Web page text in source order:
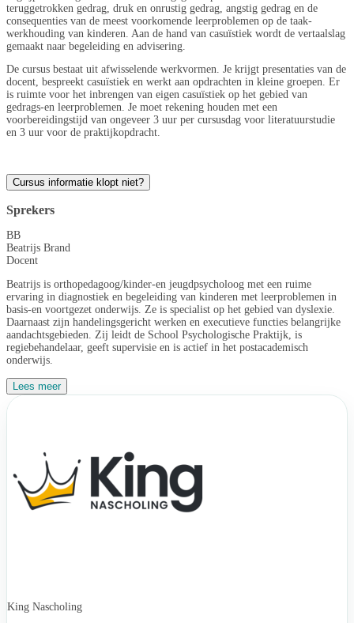
teruggetrokken gedrag, druk en onrustig gedrag, angstig gedrag en de
consequenties van de meest voorkomende leerproblemen op de taak-
werkhouding van kinderen. Aan de hand van casuïstiek wordt de vertaalslag
gemaakt naar begeleiding en advisering.
De cursus bestaat uit afwisselende werkvormen. Je krijgt presentaties van de
docent, bespreekt casuïstiek en werkt aan opdrachten in kleine groepen. Er
is ruimte voor het inbrengen van eigen casuïstiek op het gebied van
gedrags-en leerproblemen. Je moet rekening houden met een
voorbereidingstijd van ongeveer 3 uur per cursusdag voor literatuurstudie
en 3 uur voor de praktijkopdracht.
Cursus informatie klopt niet?
Sprekers
BB
Beatrijs Brand
Docent
Beatrijs is orthopedagoog/kinder-en jeugdpsycholoog met een ruime
ervaring in diagnostiek en begeleiding van kinderen met leerproblemen in
basis-en voortgezet onderwijs. Ze is specialist op het gebied van dyslexie.
Daarnaast zijn handelingsgericht werken en executieve functies belangrijke
aandachtsgebieden. Zij leidt de School Psychologische Praktijk, is
regiebehandelaar, geeft supervisie en is actief in het postacademisch
onderwijs.
Lees meer
King Nascholing